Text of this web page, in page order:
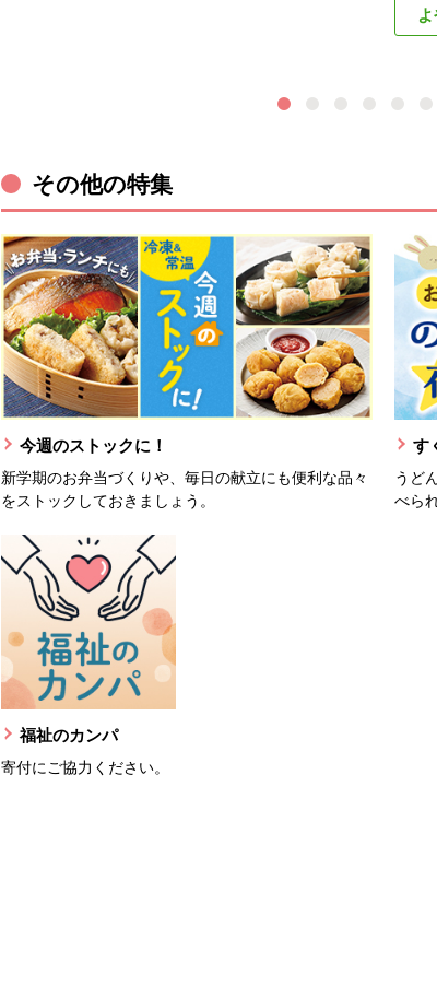
その他の特集
今週のストックに！
新学期のお弁当づくりや、毎日の献立にも便利な品々
をストックしておきましょう。
す
うど
べら
福祉のカンパ
寄付にご協力ください。